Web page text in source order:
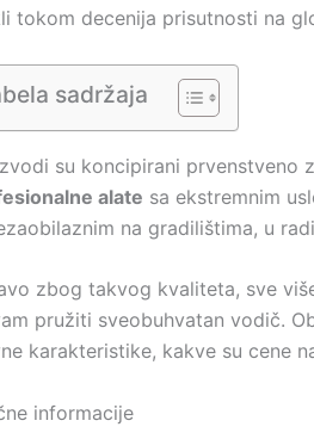
tokom decenija prisutnosti na
sadržaja
su koncipirani prvenstveno
alate sa ekstremnim
na gradilištima, u
zbog takvog kvaliteta, sve
pružiti sveobuhvatan vodič.
karakteristike, kakve su cene
informacije